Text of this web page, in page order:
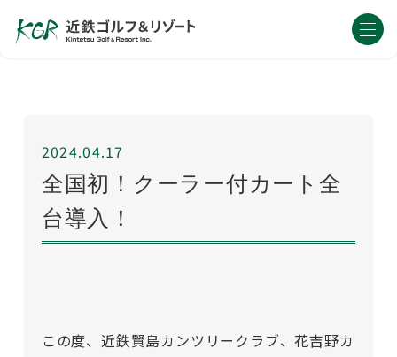
2024.04.17
全国初！クーラー付カート全
台導入！
この度、近鉄賢島カンツリークラブ、花吉野カ